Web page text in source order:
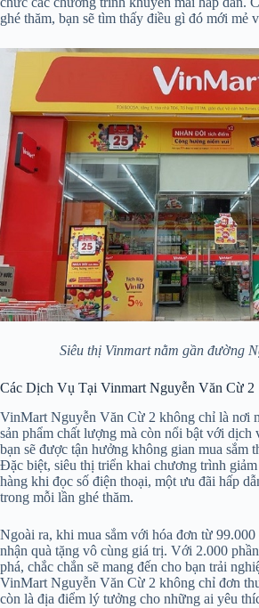
ghé thăm, bạn sẽ tìm thấy điều gì đó mới mẻ
Siêu thị Vinmart nằm gần đường
Các Dịch Vụ Tại Vinmart Nguyễn Văn Cừ 2
VinMart Nguyễn Văn Cừ 2 không chỉ là nơi
sản phẩm chất lượng mà còn nổi bật với
bạn sẽ được tận hưởng không gian mua sắm
Đặc biệt, siêu thị triển khai chương trình
hàng khi đọc số điện thoại, một ưu đãi hấp
trong mỗi lần ghé thăm.
Ngoài ra, khi mua sắm với hóa đơn từ
nhận quà tặng vô cùng giá trị. Với 2.000
phá, chắc chắn sẽ mang đến cho bạn trải
VinMart Nguyễn Văn Cừ 2 không chỉ đơn
còn là địa điểm lý tưởng cho những ai yêu